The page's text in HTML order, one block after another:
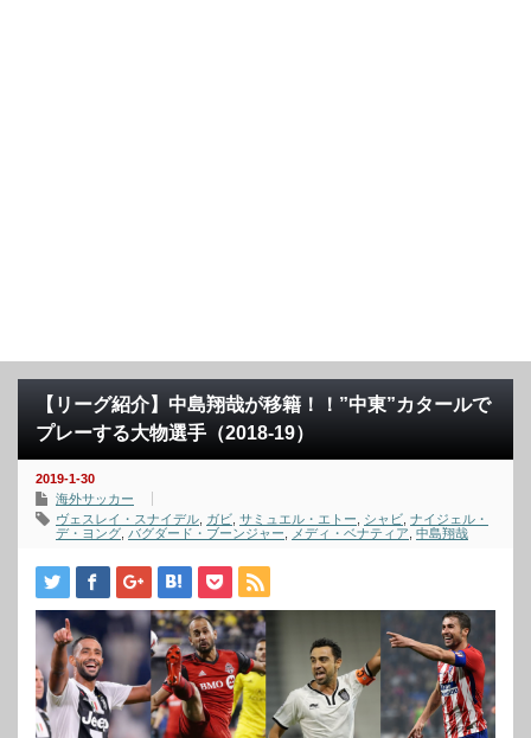
【リーグ紹介】中島翔哉が移籍！！”中東”カタールで
プレーする大物選手（2018-19）
2019-1-30
海外サッカー
ヴェスレイ・スナイデル ガビ サミュエル・エトー シャビ ナイジェル・
デ・ヨング バグダード・ブーンジャー メディ・ベナティア 中島翔哉